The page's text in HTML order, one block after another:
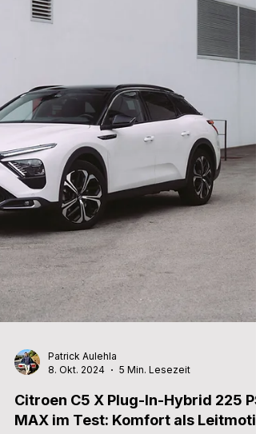
Patrick Aulehla
8. Okt. 2024
5 Min. Lesezeit